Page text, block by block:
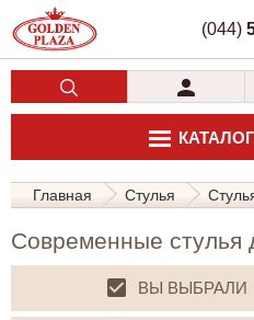
(044)
Главная Стулья
Современные стулья
ВЫ ВЫБРАЛИ